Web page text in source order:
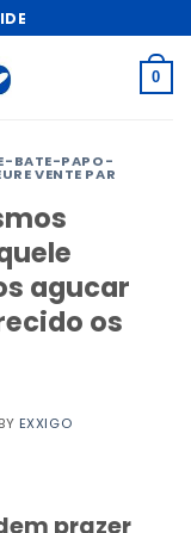
0
BATE-PAPO-
VENTE PAR
agucar
os
BY EXXIGO